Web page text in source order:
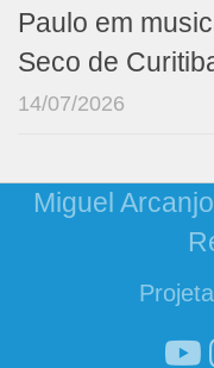
Paulo em
Seco de
14/07/2026
Miguel